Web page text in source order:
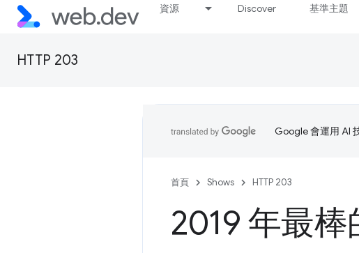
資源 Discover 基準主題
HTTP 203
Google 會運用 AI
首頁 Shows HTTP 203
2019 年最